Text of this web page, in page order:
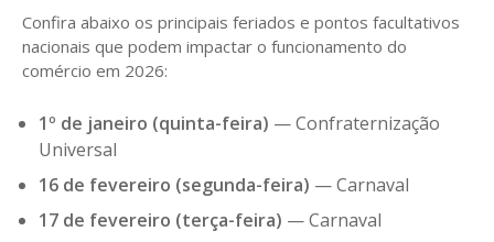
Confira abaixo os principais feriados e pontos facultativos
nacionais que podem impactar o funcionamento do
comércio em 2026:
1º de janeiro (quinta-feira) — Confraternização
Universal
16 de fevereiro (segunda-feira) — Carnaval
17 de fevereiro (terça-feira) — Carnaval